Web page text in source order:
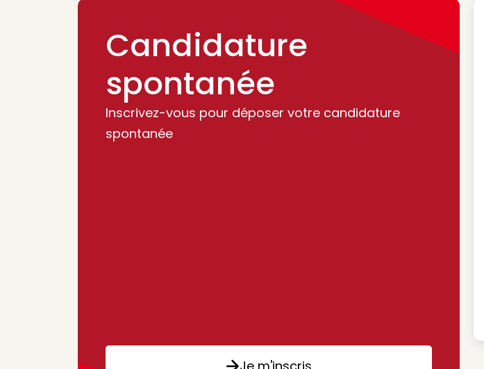
Candidature
spontanée
Inscrivez-vous pour déposer votre candidature
spontanée